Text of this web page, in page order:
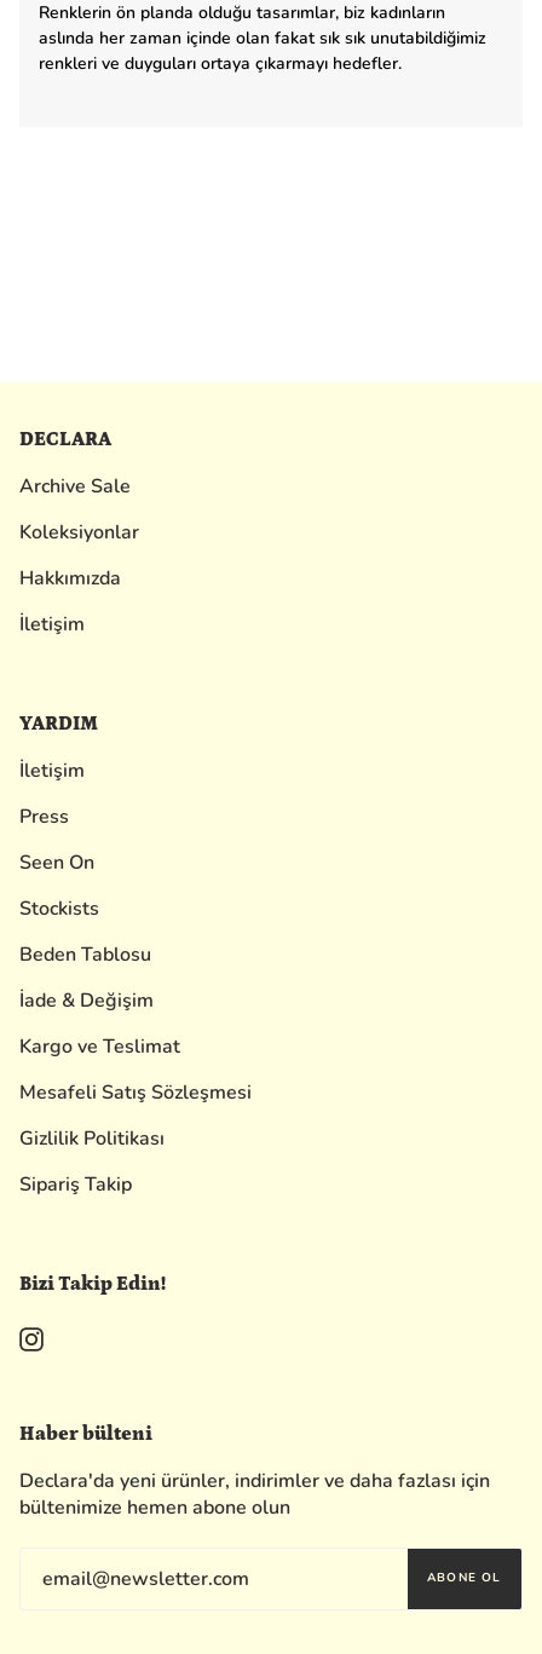
Renklerin ön planda olduğu tasarımlar, biz kadınların
aslında her zaman içinde olan fakat sık sık unutabildiğimiz
renkleri ve duyguları ortaya çıkarmayı hedefler.
DECLARA
Archive Sale
Koleksiyonlar
Hakkımızda
İletişim
YARDIM
İletişim
Press
Seen On
Stockists
Beden Tablosu
İade & Değişim
Kargo ve Teslimat
Mesafeli Satış Sözleşmesi
Gizlilik Politikası
Sipariş Takip
Bizi Takip Edin!
Instagram
Haber bülteni
Declara'da yeni ürünler, indirimler ve daha fazlası için
bültenimize hemen abone olun
ABONE OL